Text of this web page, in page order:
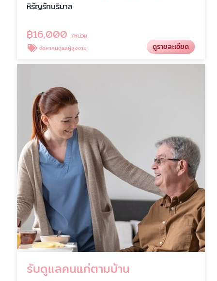
หิรัญรักบริบาล
฿16,000 /หน่วย
จัดหาคนดูแลผู้สูงอายุ ดูรายละเอียด
รับดูแลคนแก่ตามบ้าน